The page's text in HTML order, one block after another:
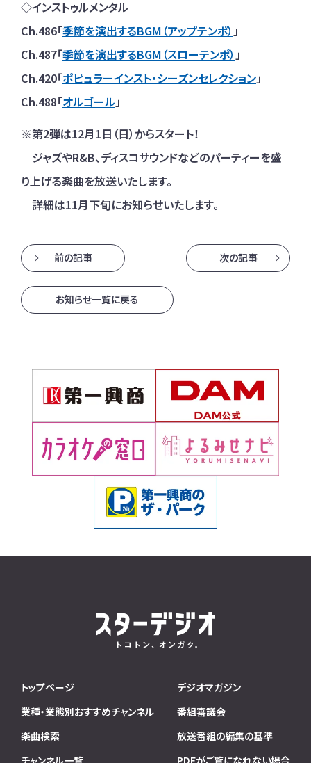
◇インストゥルメンタル
Ch.486「季節を演出するBGM（アップテンポ） 」
Ch.487「季節を演出するBGM（スローテンポ） 」
Ch.420「ポピュラーインスト・シーズンセレクション」
Ch.488「オルゴール 」
※第2弾は12月1日（日）からスタート！
ジャズやR&B、ディスコサウンドなどのパーティーを盛
り上げる楽曲を放送いたします。
詳細は11月下旬にお知らせいたします。
前の記事 次の記事
お知らせ一覧に戻る
トップページ
業種・業態別おすすめチャンネル
楽曲検索
チャンネル一覧
デジオマガジン
番組審議会
放送番組の編集の基準
PDFがご覧になれない場合